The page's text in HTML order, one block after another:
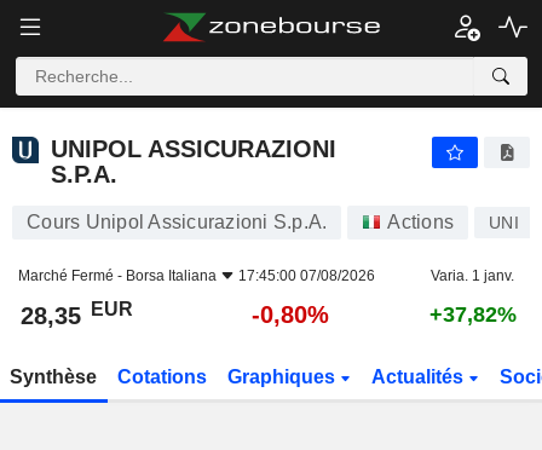
UNIPOL ASSICURAZIONI S.P.A.
UNIPOL ASSICURAZIONI
S.P.A.
Cours Unipol Assicurazioni S.p.A. Actions UNI
Marché Fermé - Borsa Italiana 17:45:00 07/08/2026 Varia. 1 janv.
28,35 EUR -0,80% +37,82%
Synthèse Cotations Graphiques Actualités